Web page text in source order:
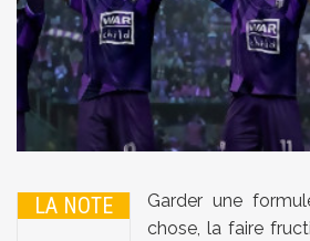
LA NOTE
Garder une
chose, la faire